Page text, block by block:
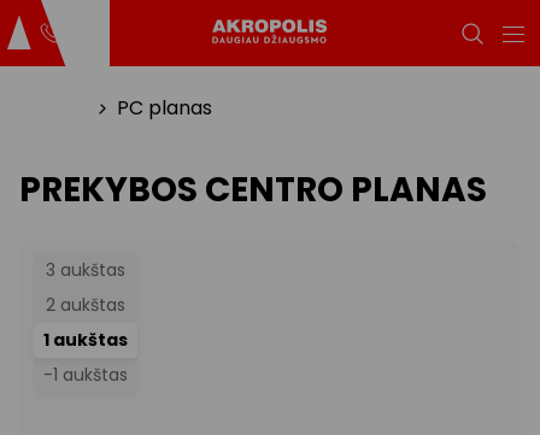
PC planas
PREKYBOS CENTRO PLANAS